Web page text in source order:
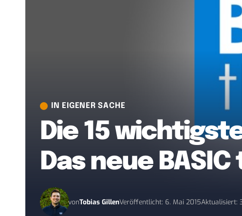
IN EIGENER SACHE
Die 15
Das neue
vonTobias GillenVeröffentlicht: 6. Mai 2015Aktualisiert: